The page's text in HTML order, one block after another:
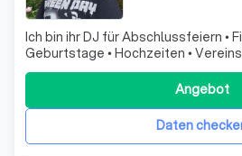
Ich bin ihr DJ für Abschlussfeiern •
Geburtstage • Hochzeiten •
Altersstrukturen und gemischter
Fotoboxen mit Sofortdruck stehen
Daten
Angebot